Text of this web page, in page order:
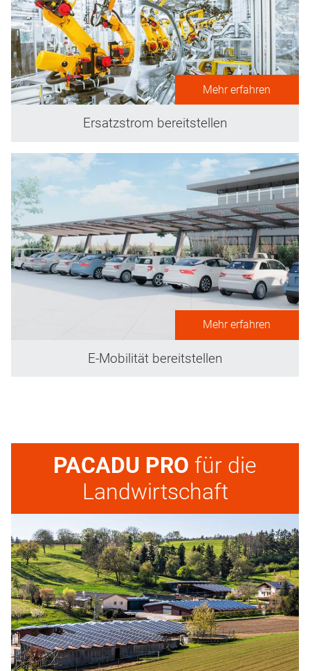
Mehr erfahren
Ersatzstrom bereitstellen
Mehr erfahren
E-Mobilität bereitstellen
PACADU PRO für die
Landwirtschaft